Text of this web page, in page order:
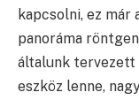
kapcsolni, ez
panoráma
általunk
eszköz lenne,